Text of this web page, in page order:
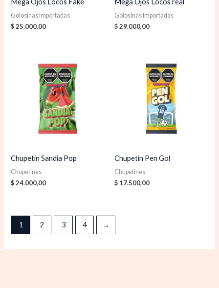
Golosinas Importadas
$25.000,00
Golosinas Importadas
$29.000,00
Chupetin Sandia Pop
Chupetines
$24.000,00
Chupetin Pen Gol
Chupetines
$ 17.500,00
1 2 3 4 →